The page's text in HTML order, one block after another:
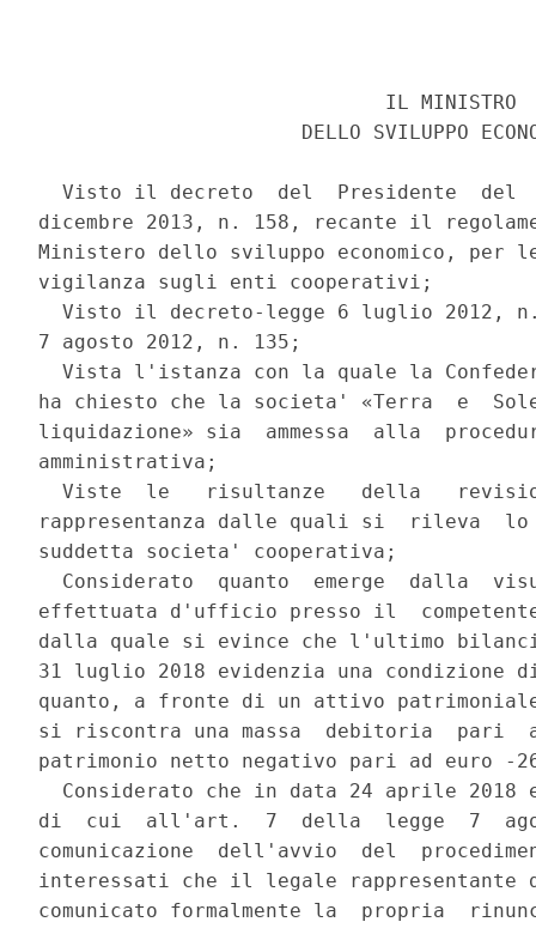
                             IL MINISTRO
DELLO SVILUPPO
Visto il decreto  del  Presidente  del
dicembre 2013, n. 158, recante il
Ministero dello sviluppo economico, per
vigilanza sugli enti cooperativi;
Visto il decreto-legge 6 luglio 2012,
7 agosto 2012, n. 135;
Vista l'istanza con la quale la
ha chiesto che la societa' «Terra  e
liquidazione» sia  ammessa  alla
amministrativa;
Viste  le   risultanze   della
rappresentanza dalle quali si  rileva
suddetta societa' cooperativa;
Considerato  quanto  emerge  dalla
effettuata d'ufficio presso il
dalla quale si evince che l'ultimo
31 luglio 2018 evidenzia una condizione
quanto, a fronte di un attivo
si riscontra una massa  debitoria  pari
patrimonio netto negativo pari ad euro -
Considerato che in data 24 aprile 2018
di  cui  all'art.  7  della  legge  7
comunicazione  dell'avvio  del
interessati che il legale rappresentante
comunicato formalmente la  propria